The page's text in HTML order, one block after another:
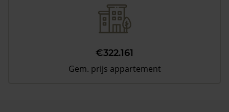
€322.161
Gem. prijs appartement